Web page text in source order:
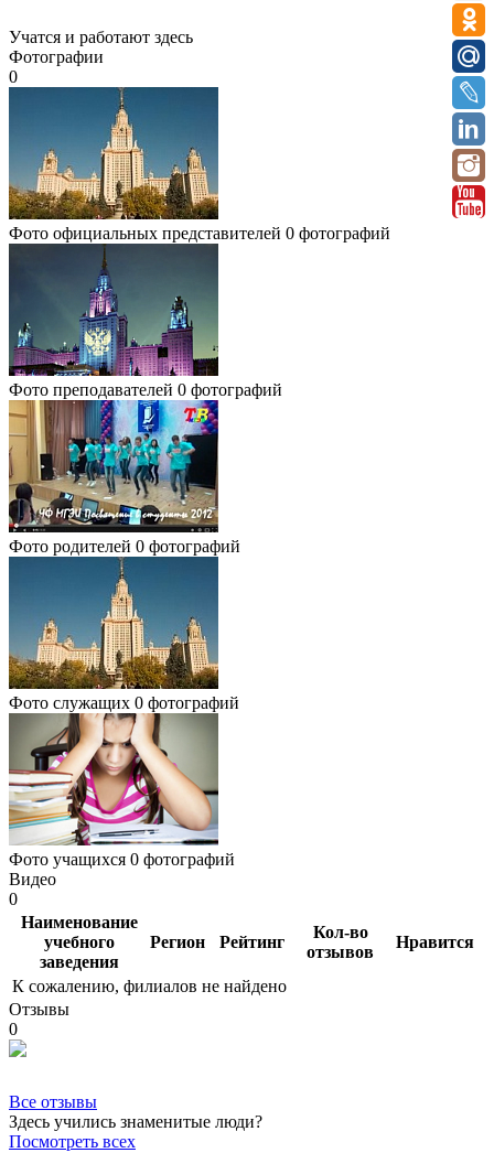
Учатся и работают здесь
Фотографии
0
Фото официальных представителей 0 фотографий
Фото преподавателей 0 фотографий
Фото родителей 0 фотографий
Фото служащих 0 фотографий
Фото учащихся 0 фотографий
Видео
0
Наименование
учебного
заведения
Регион Рейтинг
Кол-во
отзывов
Нравится
К сожалению, филиалов не найдено
Отзывы
0
Все отзывы
Здесь учились знаменитые люди?
Посмотреть всех